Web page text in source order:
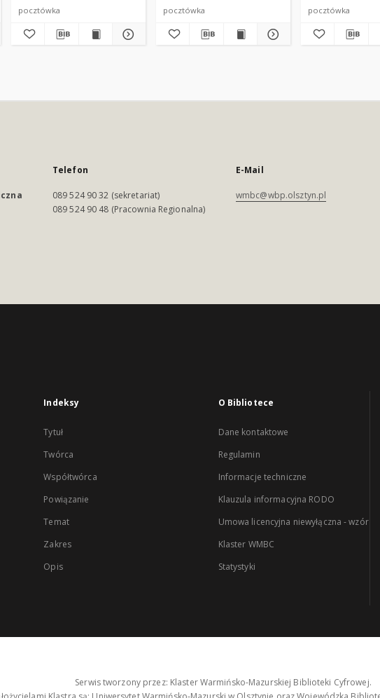
pocztówka pocztówka pocztówka
Telefon
089 524 90 32 (sekretariat)
089 524 90 48 (Pracownia Regionalna)
E-Mail
wmbc@wbp.olsztyn.pl
Indeksy
Tytuł
Twórca
Współtwórca
Powiązanie
Temat
Zakres
Opis
O Bibliotece
Dane kontaktowe
Regulamin
Informacje techniczne
Klauzula informacyjna RODO
Umowa licencyjna niewyłączna - wzór
Klaster WMBC
Statystyki
Serwis tworzony przez: Klaster Warmińsko-Mazurskiej Biblioteki Cyfrowej.